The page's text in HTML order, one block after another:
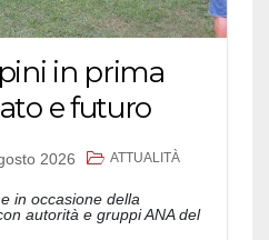
in prima
e futuro
2026 ATTUALITÀ
in occasione della
autorità e gruppi ANA del